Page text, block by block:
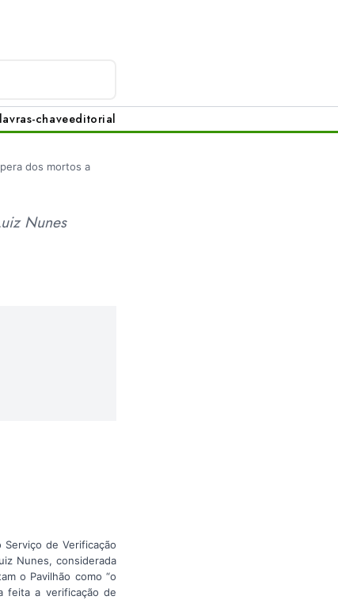
chaveeditorial
dos mortos a
Nunes
Serviço de Verificação
Nunes, considerada
o Pavilhão como “o
feita a verificação de